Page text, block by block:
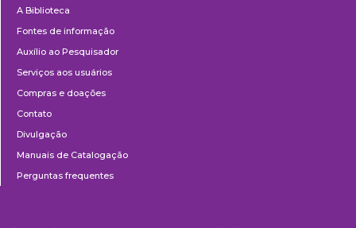
A Biblioteca
Fontes de informação
Auxílio ao Pesquisador
Serviços aos usuários
Compras e doações
Contato
Divulgação
Manuais de Catalogação
Perguntas frequentes